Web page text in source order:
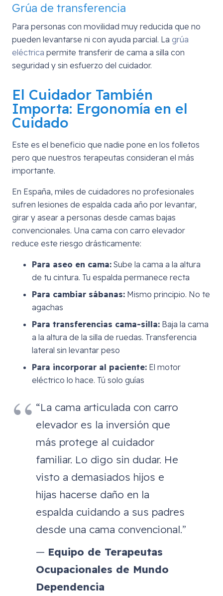
Grúa de transferencia
Para personas con movilidad muy reducida que no
pueden levantarse ni con ayuda parcial. La grúa
eléctrica permite transferir de cama a silla con
seguridad y sin esfuerzo del cuidador.
El Cuidador También
Importa: Ergonomía en el
Cuidado
Este es el beneficio que nadie pone en los folletos
pero que nuestros terapeutas consideran el más
importante.
En España, miles de cuidadores no profesionales
sufren lesiones de espalda cada año por levantar,
girar y asear a personas desde camas bajas
convencionales. Una cama con carro elevador
reduce este riesgo drásticamente:
Para aseo en cama: Sube la cama a la altura
de tu cintura. Tu espalda permanece recta
Para cambiar sábanas: Mismo principio. No te
agachas
Para transferencias cama-silla: Baja la cama
a la altura de la silla de ruedas. Transferencia
lateral sin levantar peso
Para incorporar al paciente: El motor
eléctrico lo hace. Tú solo guías
“La cama articulada con carro
elevador es la inversión que
más protege al cuidador
familiar. Lo digo sin dudar. He
visto a demasiados hijos e
hijas hacerse daño en la
espalda cuidando a sus padres
desde una cama convencional.”
— Equipo de Terapeutas
Ocupacionales de Mundo
Dependencia